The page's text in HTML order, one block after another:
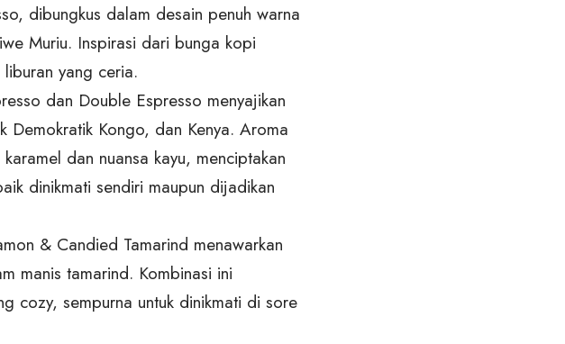
dibungkus dalam desain penuh warna
Muriu. Inspirasi dari bunga kopi
liburan yang ceria.
dan Double Espresso menyajikan
Kongo, dan Kenya. Aroma
dan nuansa kayu, menciptakan
dinikmati sendiri maupun dijadikan
& Candied Tamarind menawarkan
manis tamarind. Kombinasi ini
cozy, sempurna untuk dinikmati di sore